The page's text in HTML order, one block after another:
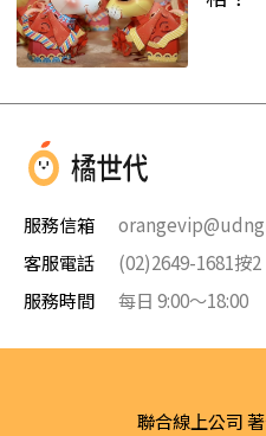
服務信箱
客服電話
(02)2649-1681按2
服務時間
每日 9:00～18:00
聯合線上公司